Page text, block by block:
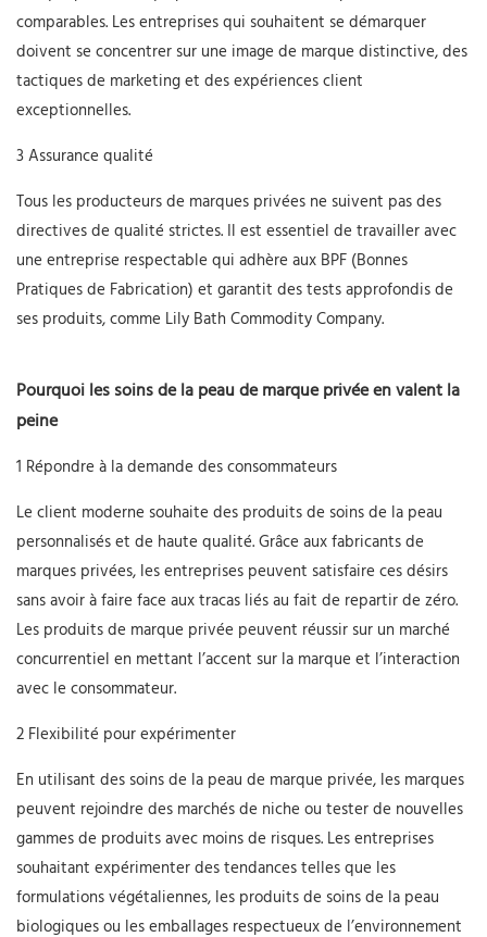
comparables. Les entreprises qui souhaitent se démarquer
doivent se concentrer sur une image de marque distinctive, des
tactiques de marketing et des expériences client
exceptionnelles.
3 Assurance qualité
Tous les producteurs de marques privées ne suivent pas des
directives de qualité strictes. Il est essentiel de travailler avec
une entreprise respectable qui adhère aux BPF (Bonnes
Pratiques de Fabrication) et garantit des tests approfondis de
ses produits, comme Lily Bath Commodity Company.
Pourquoi les soins de la peau de marque privée en valent la
peine
1 Répondre à la demande des consommateurs
Le client moderne souhaite des produits de soins de la peau
personnalisés et de haute qualité. Grâce aux fabricants de
marques privées, les entreprises peuvent satisfaire ces désirs
sans avoir à faire face aux tracas liés au fait de repartir de zéro.
Les produits de marque privée peuvent réussir sur un marché
concurrentiel en mettant l’accent sur la marque et l’interaction
avec le consommateur.
2 Flexibilité pour expérimenter
En utilisant des soins de la peau de marque privée, les marques
peuvent rejoindre des marchés de niche ou tester de nouvelles
gammes de produits avec moins de risques. Les entreprises
souhaitant expérimenter des tendances telles que les
formulations végétaliennes, les produits de soins de la peau
biologiques ou les emballages respectueux de l’environnement